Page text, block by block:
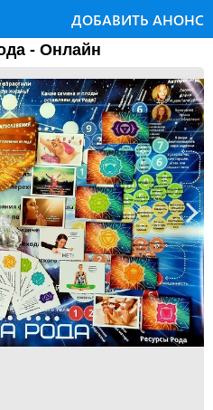
ДОБАВИТЬ АНОНС
- Онлайн